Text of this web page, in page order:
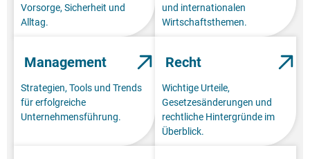
Vorsorge, Sicherheit und
Alltag.
und internationalen
Wirtschaftsthemen.
Management
Strategien, Tools und Trends
für erfolgreiche
Unternehmensführung.
Recht
Wichtige Urteile,
Gesetzesänderungen und
rechtliche Hintergründe im
Überblick.